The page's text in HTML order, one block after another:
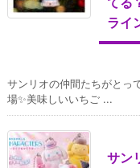
ライ
サンリオの仲間たちがとっ
場✨美味しいいちご ...
サン